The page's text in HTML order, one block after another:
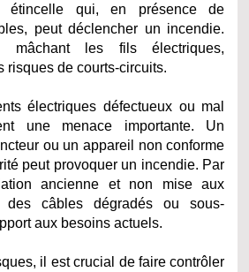
étincelle qui, en présence de
peut déclencher un incendie.
mâchant les fils électriques,
risques de courts-circuits.
électriques défectueux ou mal
une menace importante. Un
ou un appareil non conforme
peut provoquer un incendie. Par
ancienne et non mise aux
des câbles dégradés ou sous-
aux besoins actuels.
il est crucial de faire contrôler